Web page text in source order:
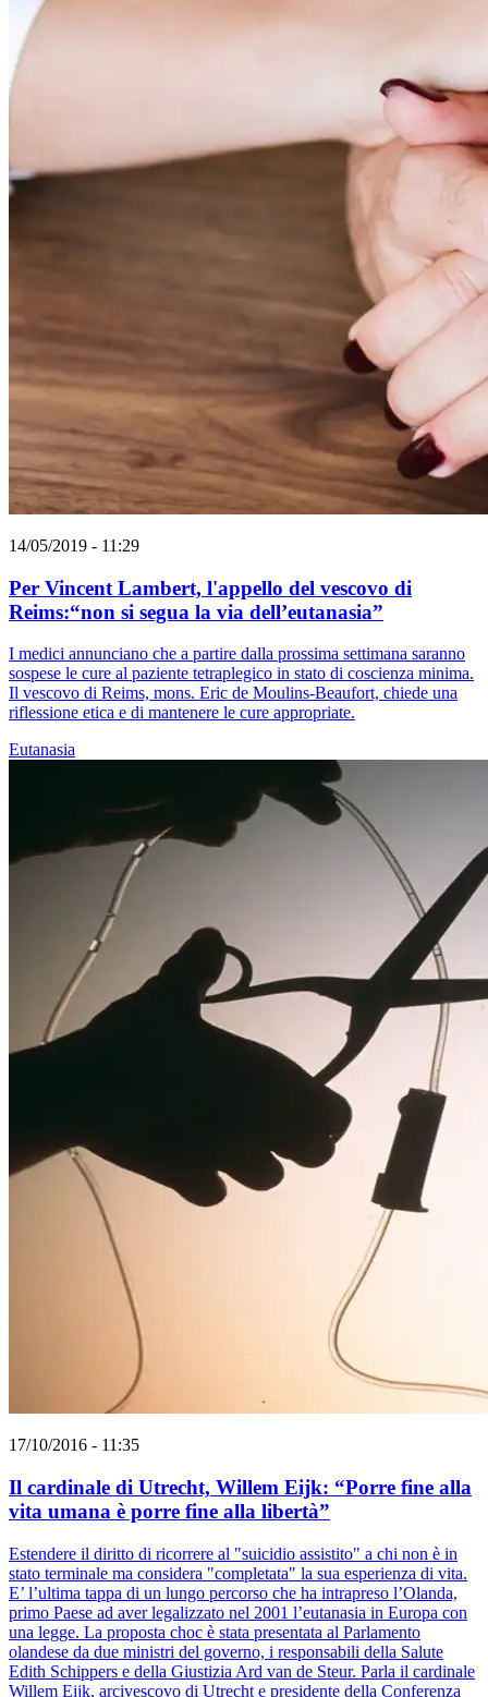
14/05/2019 - 11:29
Per Vincent Lambert, l'appello del vescovo di
Reims:“non si segua la via dell’eutanasia”
I medici annunciano che a partire dalla prossima settimana saranno
sospese le cure al paziente tetraplegico in stato di coscienza minima.
Il vescovo di Reims, mons. Eric de Moulins-Beaufort, chiede una
riflessione etica e di mantenere le cure appropriate.
Eutanasia
17/10/2016 - 11:35
Il cardinale di Utrecht, Willem Eijk: “Porre fine alla
vita umana è porre fine alla libertà”
Estendere il diritto di ricorrere al "suicidio assistito" a chi non è in
stato terminale ma considera "completata" la sua esperienza di vita.
E’ l’ultima tappa di un lungo percorso che ha intrapreso l’Olanda,
primo Paese ad aver legalizzato nel 2001 l’eutanasia in Europa con
una legge. La proposta choc è stata presentata al Parlamento
olandese da due ministri del governo, i responsabili della Salute
Edith Schippers e della Giustizia Ard van de Steur. Parla il cardinale
Willem Eijk, arcivescovo di Utrecht e presidente della Conferenza